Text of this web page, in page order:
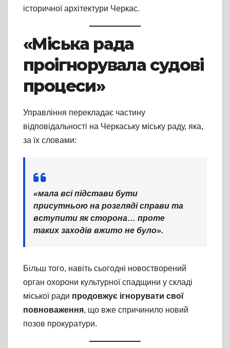
історичної архітектури Черкас.
«Міська рада
проігнорувала судові
процеси»
Управління перекладає частину
відповідальності на Черкаську міську раду, яка,
за їх словами:
«мала всі підстави бути
присутньою на розгляді справи та
вступити як сторона… проте
таких заходів вжито не було».
Більш того, навіть сьогодні новостворений
орган охорони культурної спадщини у складі
міської ради продовжує ігнорувати свої
повноваження, що вже спричинило новий
позов прокуратури.